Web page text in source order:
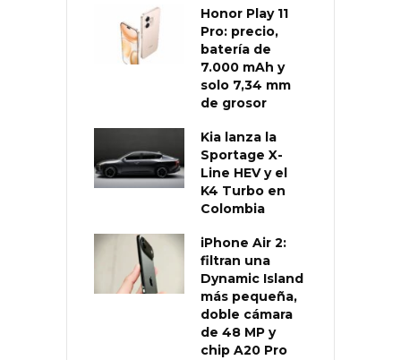
Honor Play 11
Pro: precio,
batería de
7.000 mAh y
solo 7,34 mm
de grosor
Kia lanza la
Sportage X-
Line HEV y el
K4 Turbo en
Colombia
iPhone Air 2:
filtran una
Dynamic Island
más pequeña,
doble cámara
de 48 MP y
chip A20 Pro